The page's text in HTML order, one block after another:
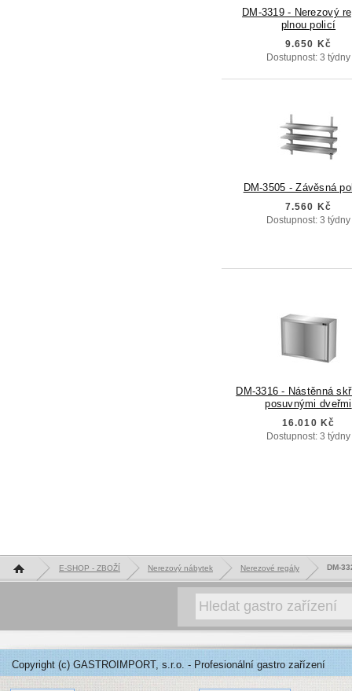
DM-3319 - Nerezový
plnou policí
9.650 Kč
Dostupnost: 3 týdny
DM-3505 - Závěsná
7.560 Kč
Dostupnost: 3 týdny
DM-3316 - Nástěnná
posuvnými dveřmi
16.010 Kč
Dostupnost: 3 týdny
Hlavní stránka E-SHOP - ZBOŽÍ Nerezový nábytek Nerezové regály DM-
Copyright (c) GASTROIMPORT, s.r.o. - Profesionální gastro zařízení